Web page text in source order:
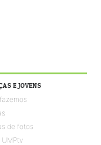
E JOVENS
de fotos
UMPtv